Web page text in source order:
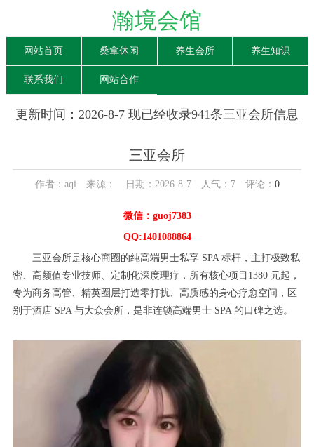
瀚境会馆
网站首页 桑拿休闲 养生会所 养生知识
联系我们 网站合作
更新时间：2026-8-7 现已经收录941条三亚会所信息
三亚会所
作者：aqi 来源： 日期：2026-8-7 人气： 7评论： 0
微信：guoj7383
QQ:1401088864
三亚会所是核心商圈的纯高端男士私享 SPA 标杆，主打极致私
密、高颜值专业技师、定制化深度理疗，所有核心项目1380 元起，
专为商务高管、精英圈层打造零打扰、高质感的身心疗愈空间，区
别于酒店 SPA 与大众会所，是非连锁高端男士 SPA 的口碑之选。